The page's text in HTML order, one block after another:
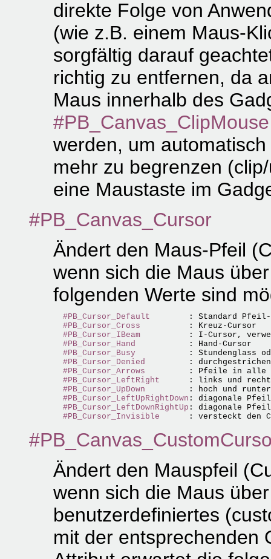
direkte Folge von
(wie z.B. einem Maus-
sorgfältig darauf
richtig zu entfernen, da
Maus innerhalb des
#PB_Canvas_ClipMouse
werden, um
mehr zu begrenzen
eine Maustaste im
#PB_Canvas_Cursor
Ändert den Maus-Pfeil
wenn sich die Maus
folgenden Werte sind
#PB_Cursor_Default
: Standard
#PB_Cursor_Cross
          : Kreuz-Cursor
#PB_Cursor_IBeam
: I-Cursor,
#PB_Cursor_Hand
           : Hand-Cursor
#PB_Cursor_Busy
: Stundenglass
#PB_Cursor_Denied
:
#PB_Cursor_Arrows
: Pfeile in alle
#PB_Cursor_LeftRight
: links und
#PB_Cursor_UpDown
: hoch und
#PB_Cursor_LeftUpRightDown : diagonale
#PB_Cursor_LeftDownRightUp : diagonale
#PB_Cursor_Invisible
Ändert den Mauspfeil
wenn sich die Maus
benutzerdefiniertes
mit der entsprechenden